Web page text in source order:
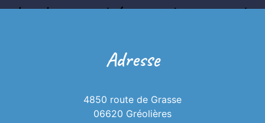
dans les gorges du Loup, sur la commune de
Adresse
4850 route de Grasse
06620 Gréolières